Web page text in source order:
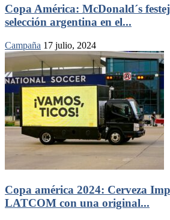
Copa América: McDonald´s
selección argentina en el...
Campaña 17 julio, 2024
Copa américa 2024: Cerveza
LATCOM con una original...